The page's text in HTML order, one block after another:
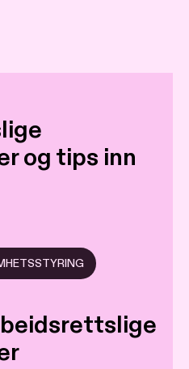
og tips inn